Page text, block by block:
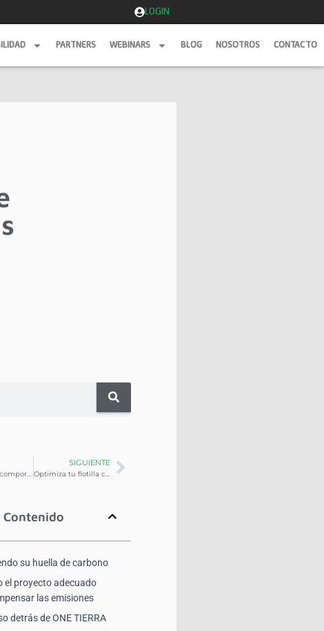
LOGIN
PARTNERS WEBINARS BLOG NOSOTROS CONTACTO
Análisis del comportamiento del conductor: Mejora la seguridad y la eficiencia de la flota
SIGUIENTE
Contenido
su huella de carbono
el proyecto adecuado
las emisiones
detrás de ONE TIERRA